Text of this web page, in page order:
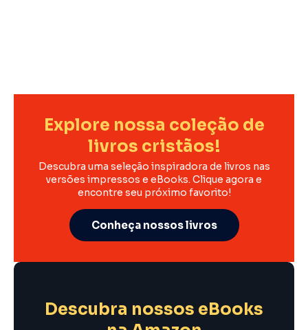
Explore nossa coleção de
livros cristãos!
Descubra uma seleção inspiradora de livros nas
versões impressos e eBooks. Clique agora e
encontre seu próximo favorito!
Conheça nossos livros
Descubra nossos eBooks